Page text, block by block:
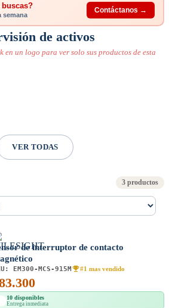
buscas?
semana
Contáctanos →
de activos
en un logo para ver solo sus productos de esta
VER TODAS
3 productos
de interruptor de contacto
EM300-MCS-915M #1 mas vendido
10 disponibles
Entrega inmediata